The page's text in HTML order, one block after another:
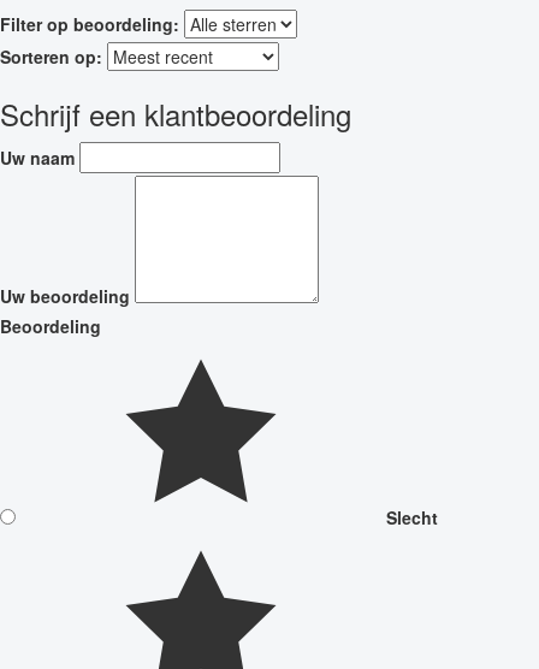
Filter op beoordeling:
Sorteren op:
Schrijf een klantbeoordeling
Uw naam
Uw beoordeling
Beoordeling
Slecht